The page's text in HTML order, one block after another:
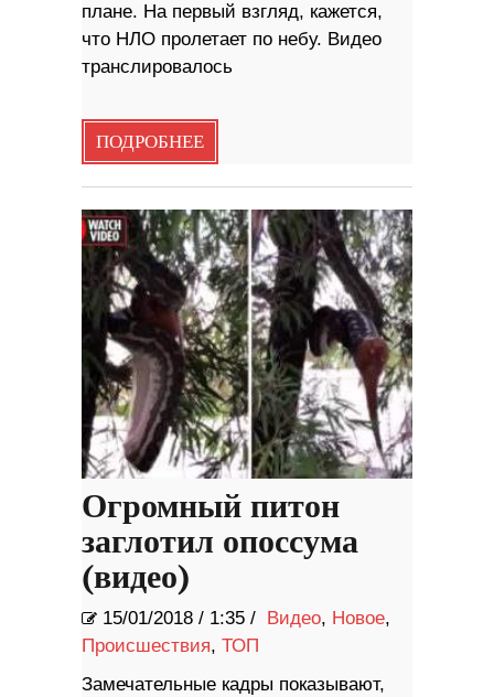
плане. На первый взгляд, кажется,
что НЛО пролетает по небу. Видео
транслировалось
ПОДРОБНЕЕ
Огромный питон
заглотил опоссума
(видео)
15/01/2018 / 1:35 / Видео, Новое,
Происшествия, ТОП
Замечательные кадры показывают,